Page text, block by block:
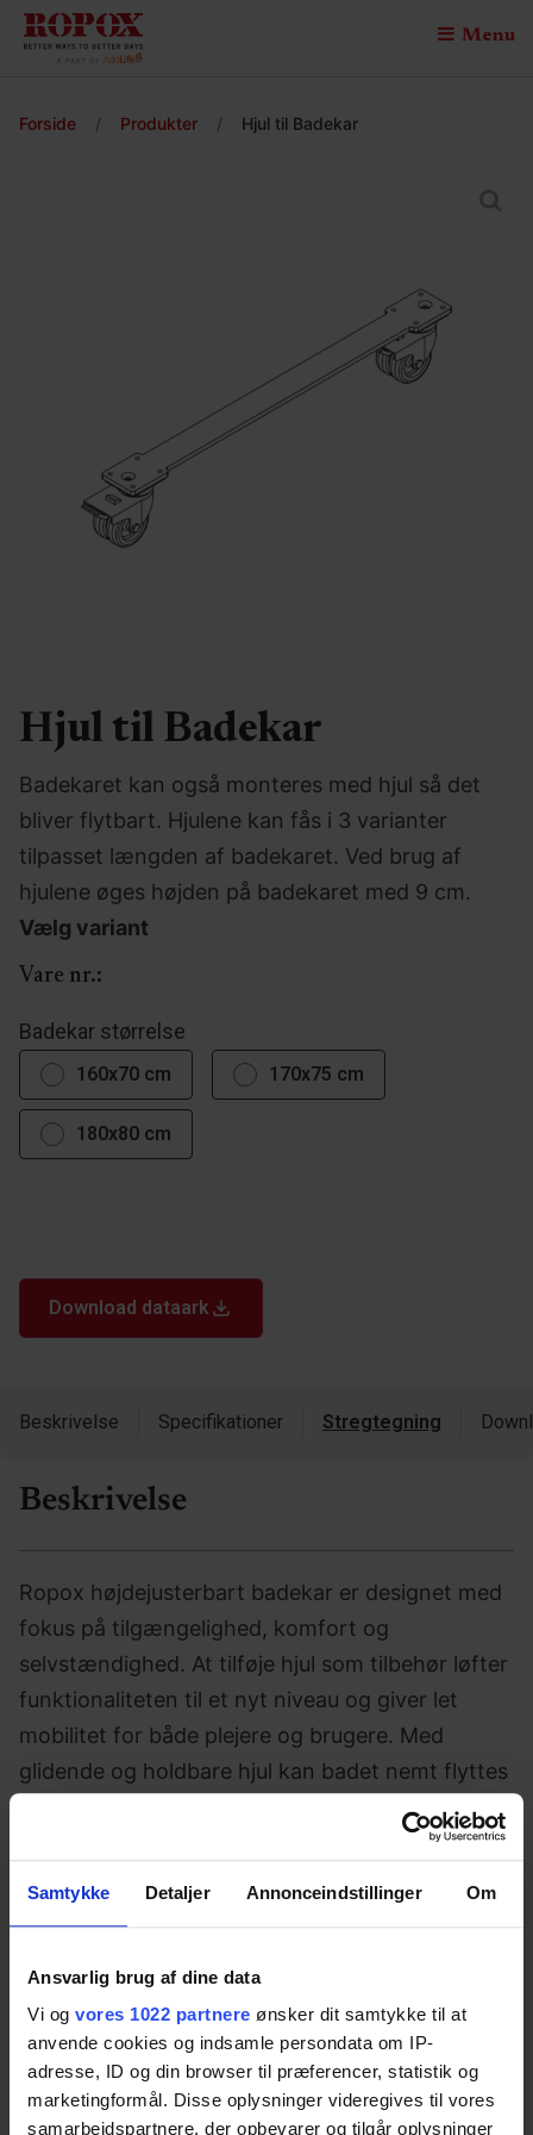
Samtykke Detaljer Annonceindstillinger Om
Ansvarlig brug af dine data
Vi og vores 1022 partnere ønsker dit samtykke til at
anvende cookies og indsamle persondata om IP-
adresse, ID og din browser til præferencer, statistik og
marketingformål. Disse oplysninger videregives til vores
samarbejdspartnere, der opbevarer og tilgår oplysninger
Menu
Forside / Produkter / Hjul til Badekar
Hjul til Badekar
Badekaret kan også monteres med hjul så det
bliver flytbart. Hjulene kan fås i 3 varianter
tilpasset længden af badekaret. Ved brug af
hjulene øges højden på badekaret med 9 cm.
Vælg variant
Vare nr.:
Badekar størrelse
160x70 cm 170x75 cm
180x80 cm
Download dataark
Beskrivelse Specifikationer Stregtegning
Beskrivelse
Ropox højdejusterbart badekar er designet med
fokus på tilgængelighed, komfort og
selvstændighed. At tilføje hjul som tilbehør løfter
funktionaliteten til et nyt niveau og giver let
mobilitet for både plejere og brugere. Med
glidende og holdbare hjul kan badet nemt flyttes
rundt i badeværelset, hvilket gør rengøring,
vedligeholdelse eller justering af placering enkel
sikker badeoplevelse, tilpasset deres behov.
Specifikationer